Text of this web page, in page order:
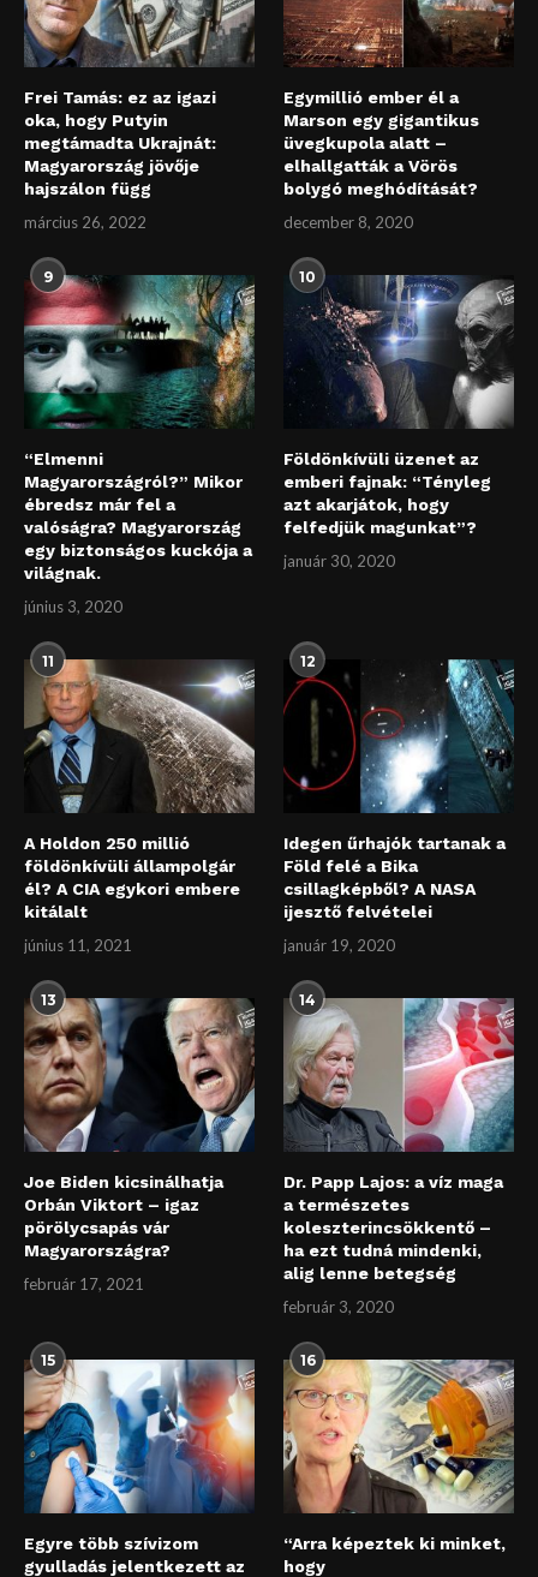
Frei Tamás: ez az igazi
oka, hogy Putyin
megtámadta Ukrajnát:
Magyarország jövője
hajszálon függ
március 26, 2022
Egymillió ember él a
Marson egy gigantikus
üvegkupola alatt –
elhallgatták a Vörös
bolygó meghódítását?
december 8, 2020
9
“Elmenni
Magyarországról?” Mikor
ébredsz már fel a
valóságra? Magyarország
egy biztonságos kuckója a
világnak.
június 3, 2020
10
Földönkívüli üzenet az
emberi fajnak: “Tényleg
azt akarjátok, hogy
felfedjük magunkat”?
január 30, 2020
11
A Holdon 250 millió
földönkívüli állampolgár
él? A CIA egykori embere
kitálalt
június 11, 2021
12
Idegen űrhajók tartanak a
Föld felé a Bika
csillagképből? A NASA
ijesztő felvételei
január 19, 2020
13
Joe Biden kicsinálhatja
Orbán Viktort – igaz
pörölycsapás vár
Magyarországra?
február 17, 2021
14
Dr. Papp Lajos: a víz maga
a természetes
koleszterincsökkentő –
ha ezt tudná mindenki,
alig lenne betegség
február 3, 2020
15
Egyre több szívizom
gyulladás jelentkezett az
16
“Arra képeztek ki minket,
hogy